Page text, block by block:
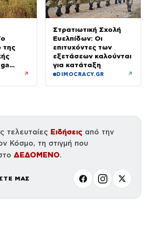
της
↗
Στρατιωτική Σχολή
Ευελπίδων: Οι
επιτυχόντες των
εξετάσεων καλούνται
για κατάταξη
DIMOCRACY.GR ↗
τελευταίες Ειδήσεις από την
Κόσμο, τη στιγμή που
ΔΕΔΟΜΕΝΟ.
ΜΑΣ